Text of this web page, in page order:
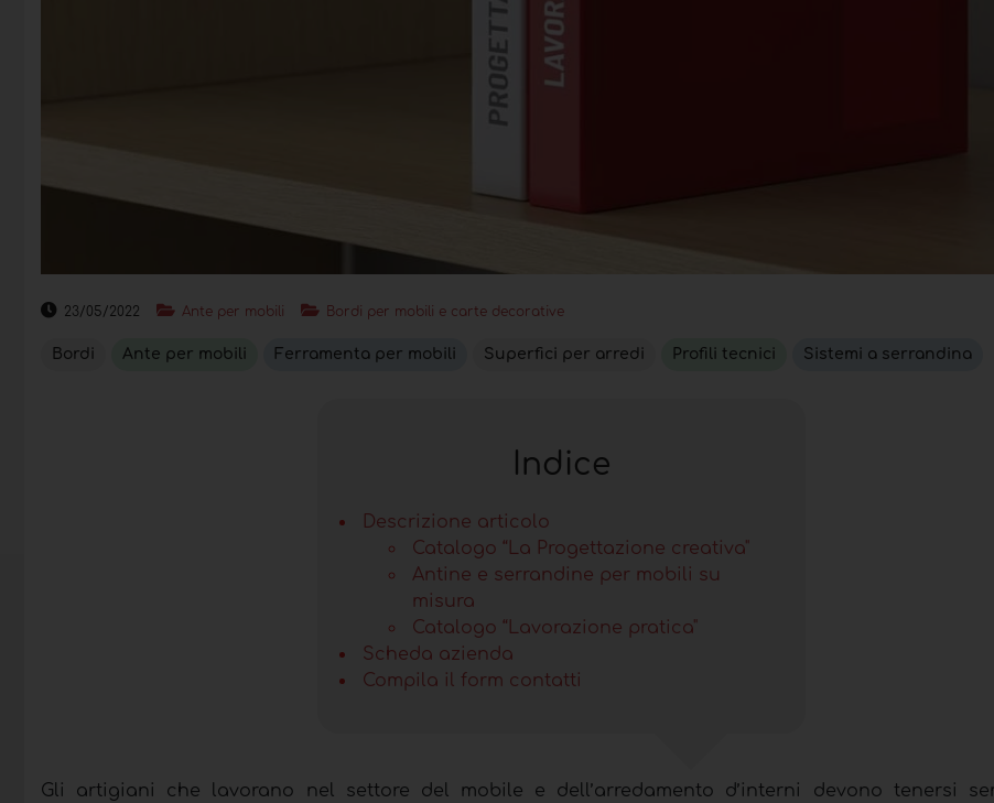
23/05/2022 Ante per mobili Bordi per mobili e carte decorative
Bordi Ante per mobili Ferramenta per mobili Superfici per arredi Profili tecnici Sistemi a serrandina
Indice
Descrizione articolo
Catalogo “La Progettazione creativa"
Antine e serrandine per mobili su
misura
Catalogo “Lavorazione pratica"
Scheda azienda
Compila il form contatti
Gli artigiani che lavorano nel settore del mobile e dell’arredamento d’interni devono tenersi